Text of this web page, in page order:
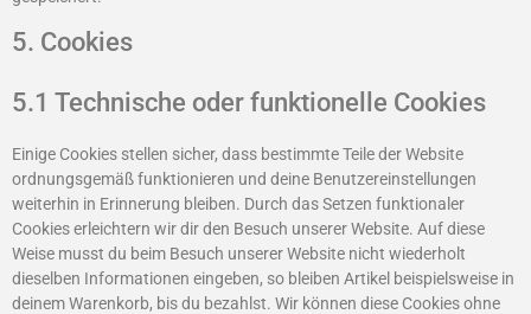
5. Cookies
5.1 Technische oder funktionelle Cookies
Einige Cookies stellen sicher, dass bestimmte Teile der Website
ordnungsgemäß funktionieren und deine Benutzereinstellungen
weiterhin in Erinnerung bleiben. Durch das Setzen funktionaler
Cookies erleichtern wir dir den Besuch unserer Website. Auf diese
Weise musst du beim Besuch unserer Website nicht wiederholt
dieselben Informationen eingeben, so bleiben Artikel beispielsweise in
deinem Warenkorb, bis du bezahlst. Wir können diese Cookies ohne